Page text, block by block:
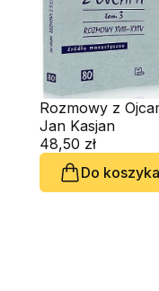
Rozmowy z
Tom 3
Jan Kasjan
48,50 zł
Do koszyka